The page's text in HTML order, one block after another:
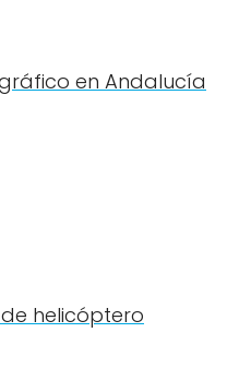
en Andalucía
helicóptero